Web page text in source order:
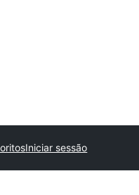
Iniciar sessão